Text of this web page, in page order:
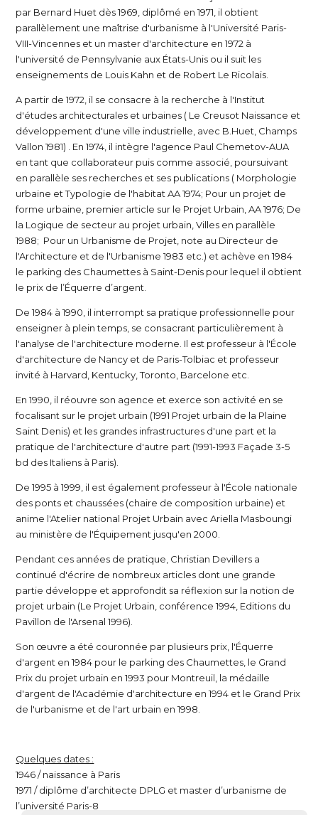
par Bernard Huet dès 1969, diplômé en 1971, il obtient
parallèlement une maîtrise d'urbanisme à l'Université Paris-
VIII-Vincennes et un master d'architecture en 1972 à
l'université de Pennsylvanie aux États-Unis ou il suit les
enseignements de Louis Kahn et de Robert Le Ricolais.
A partir de 1972, il se consacre à la recherche à l'Institut
d'études architecturales et urbaines ( Le Creusot Naissance et
développement d'une ville industrielle, avec B.Huet, Champs
Vallon 1981) . En 1974, il intègre l'agence Paul Chemetov-AUA
en tant que collaborateur puis comme associé, poursuivant
en parallèle ses recherches et ses publications ( Morphologie
urbaine et Typologie de l'habitat AA 1974; Pour un projet de
forme urbaine, premier article sur le Projet Urbain, AA 1976; De
la Logique de secteur au projet urbain, Villes en parallèle
1988; Pour un Urbanisme de Projet, note au Directeur de
l'Architecture et de l'Urbanisme 1983 etc.) et achève en 1984
le parking des Chaumettes à Saint-Denis pour lequel il obtient
le prix de l’Équerre d’argent.
De 1984 à 1990, il interrompt sa pratique professionnelle pour
enseigner à plein temps, se consacrant particulièrement à
l'analyse de l'architecture moderne. Il est professeur à l'École
d'architecture de Nancy et de Paris-Tolbiac et professeur
invité à Harvard, Kentucky, Toronto, Barcelone etc.
En 1990, il réouvre son agence et exerce son activité en se
focalisant sur le projet urbain (1991 Projet urbain de la Plaine
Saint Denis) et les grandes infrastructures d'une part et la
pratique de l'architecture d'autre part (1991-1993 Façade 3-5
bd des Italiens à Paris).
De 1995 à 1999, il est également professeur à l'École nationale
des ponts et chaussées (chaire de composition urbaine) et
anime l'Atelier national Projet Urbain avec Ariella Masboungi
au ministère de l'Équipement jusqu'en 2000.
Pendant ces années de pratique, Christian Devillers a
continué d'écrire de nombreux articles dont une grande
partie développe et approfondit sa réflexion sur la notion de
projet urbain (Le Projet Urbain, conférence 1994, Editions du
Pavillon de l'Arsenal 1996).
Son œuvre a été couronnée par plusieurs prix, l'Équerre
d'argent en 1984 pour le parking des Chaumettes, le Grand
Prix du projet urbain en 1993 pour Montreuil, la médaille
d'argent de l'Académie d'architecture en 1994 et le Grand Prix
de l'urbanisme et de l'art urbain en 1998.
Quelques dates :
1946 / naissance à Paris
1971 / diplôme d’architecte DPLG et master d’urbanisme de
l’université Paris-8